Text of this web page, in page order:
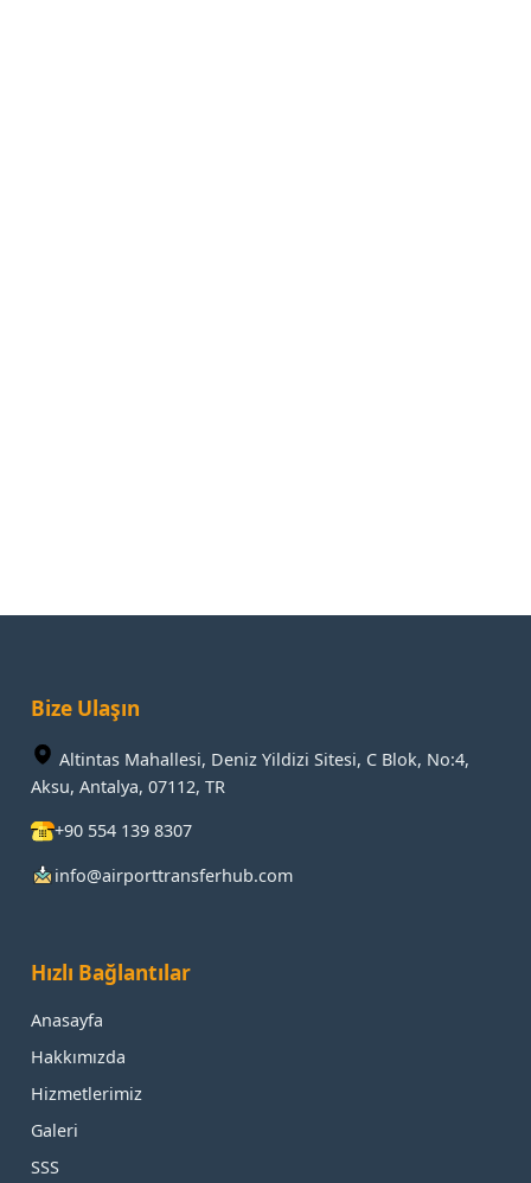
Bize Ulaşın
Altintas Mahallesi, Deniz Yildizi Sitesi, C Blok, No:4,
Aksu, Antalya, 07112, TR
+90 554 139 8307
info@airporttransferhub.com
Hızlı Bağlantılar
Anasayfa
Hakkımızda
Hizmetlerimiz
Galeri
SSS